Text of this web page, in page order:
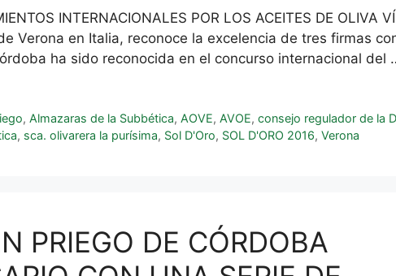
INTERNACIONALES POR LOS ACEITES DE OLIVA
Verona en Italia, reconoce la excelencia de tres firmas
ha sido reconocida en el concurso internacional del
,Almazaras de la Subbética,AOVE,AVOE,consejo regulador de la
, sca. olivarera la purísima, Sol D'Oro, SOL D'ORO 2016, Verona
PRIEGO DE CÓRDOBA